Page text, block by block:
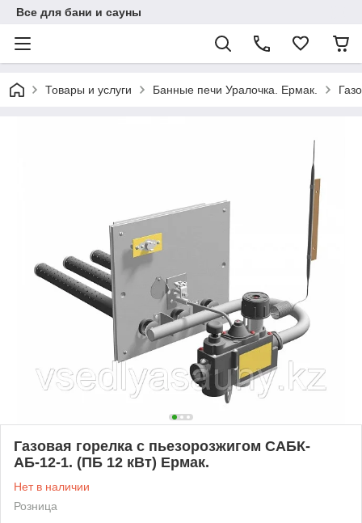
Все для бани и сауны
Товары и услуги Банные печи Уралочка. Ермак.
Газовая горелка с пьезорозжигом САБК-
АБ-12-1. (ПБ 12 кВт) Ермак.
Нет в наличии
Розница